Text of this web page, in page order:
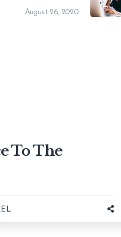
August 26, 2020
To The